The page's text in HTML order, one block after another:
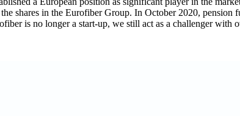
shares in the Eurofiber Group. In October 2020,
is no longer a start-up, we still act as a challenger with